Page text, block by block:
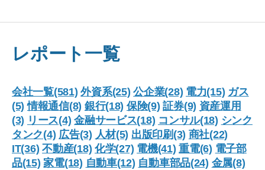
レポート一覧
会社一覧(581) 外資系(25) 公企業(28) 電力(15) ガス
(5) 情報通信(8) 銀行(18) 保険(9) 証券(9) 資産運用
(3) リース(4) 金融サービス(18) コンサル(18) シンク
タンク(4) 広告(3) 人材(5) 出版印刷(3) 商社(22)
IT(36) 不動産(18) 化学(27) 電機(41) 重電(6) 電子部
品(15) 家電(18) 自動車(12) 自動車部品(24) 金属(8)